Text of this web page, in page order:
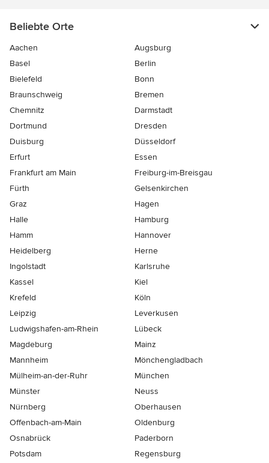
Beliebte Orte
Aachen
Augsburg
Basel
Berlin
Bielefeld
Bonn
Braunschweig
Bremen
Chemnitz
Darmstadt
Dortmund
Dresden
Duisburg
Düsseldorf
Erfurt
Essen
Frankfurt am Main
Freiburg-im-Breisgau
Fürth
Gelsenkirchen
Graz
Hagen
Halle
Hamburg
Hamm
Hannover
Heidelberg
Herne
Ingolstadt
Karlsruhe
Kassel
Kiel
Krefeld
Köln
Leipzig
Leverkusen
Ludwigshafen-am-Rhein
Lübeck
Magdeburg
Mainz
Mannheim
Mönchen­gladbach
Mülheim-an-der-Ruhr
München
Münster
Neuss
Nürnberg
Oberhausen
Offenbach-am-Main
Oldenburg
Osnabrück
Paderborn
Potsdam
Regensburg